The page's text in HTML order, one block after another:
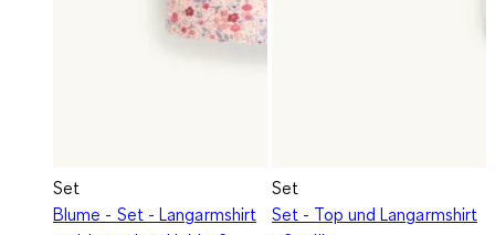
Set
Blume - Set - Langarmshirt
Set
Set - Top und Langarmshirt